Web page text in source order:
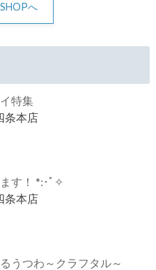
へ
特集
条本店
す！ *:･ﾟ✧
条本店
うつわ～クラフタル～